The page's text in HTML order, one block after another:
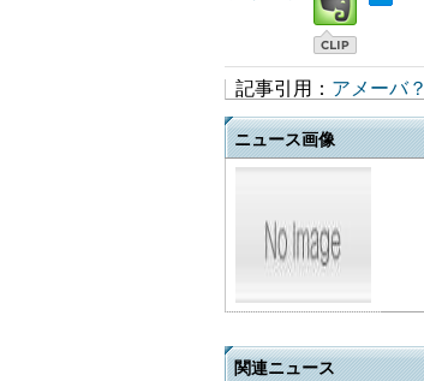
記事引用： アメーバ？
ニュース画像
関連ニュース